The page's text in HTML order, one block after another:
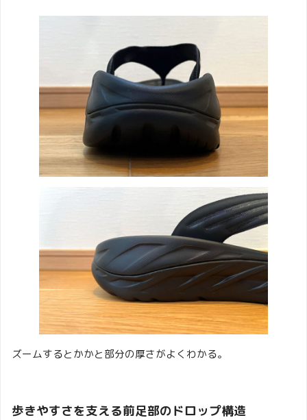
ズームするとかかと部分の厚さがよくわかる。
歩きやすさを支える前足部のドロップ構造